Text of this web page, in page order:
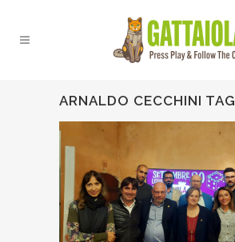
ARNALDO CECCHINI TAG